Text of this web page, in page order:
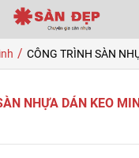
/ CÔNG TRÌNH SÀN
NHỰA DÁN KEO